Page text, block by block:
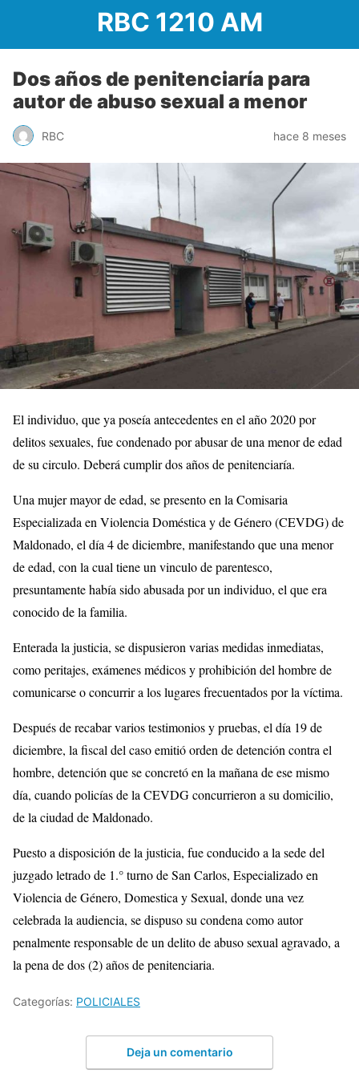
RBC 1210 AM
Dos años de penitenciaría para
autor de abuso sexual a menor
RBC hace 8 meses
El individuo, que ya poseía antecedentes en el año 2020 por
delitos sexuales, fue condenado por abusar de una menor de edad
de su circulo. Deberá cumplir dos años de penitenciaría.
Una mujer mayor de edad, se presento en la Comisaria
Especializada en Violencia Doméstica y de Género (CEVDG) de
Maldonado, el día 4 de diciembre, manifestando que una menor
de edad, con la cual tiene un vinculo de parentesco,
presuntamente había sido abusada por un individuo, el que era
conocido de la familia.
Enterada la justicia, se dispusieron varias medidas inmediatas,
como peritajes, exámenes médicos y prohibición del hombre de
comunicarse o concurrir a los lugares frecuentados por la víctima.
Después de recabar varios testimonios y pruebas, el día 19 de
diciembre, la fiscal del caso emitió orden de detención contra el
hombre, detención que se concretó en la mañana de ese mismo
día, cuando policías de la CEVDG concurrieron a su domicilio,
de la ciudad de Maldonado.
Puesto a disposición de la justicia, fue conducido a la sede del
juzgado letrado de 1.° turno de San Carlos, Especializado en
Violencia de Género, Domestica y Sexual, donde una vez
celebrada la audiencia, se dispuso su condena como autor
penalmente responsable de un delito de abuso sexual agravado, a
la pena de dos (2) años de penitenciaria.
Categorías: POLICIALES
Deja un comentario